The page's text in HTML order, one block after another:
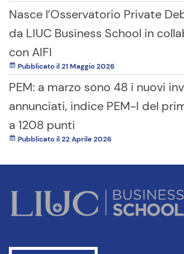
Nasce l’Osservatorio Private
da LIUC Business School in
con AIFI
Pubblicato il 21 Maggio 2026
PEM: a marzo sono 48 i nuovi
annunciati, indice PEM-I del
a 1208 punti
Pubblicato il 22 Aprile 2026